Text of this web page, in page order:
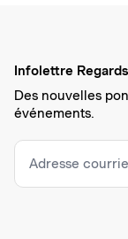
Infolettre
Des nouvelles
événements.